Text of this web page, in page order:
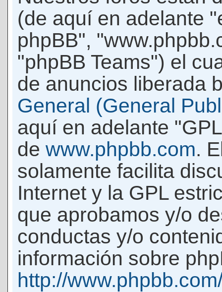
(de aquí en adelante
phpBB",
"phpBB Teams") el
de anuncios liberada
General (General
aquí en adelante
de www.phpbb.com.
solamente facilita
Internet y la GPL
que aprobamos y/o
conductas y/o
información sobre
http://